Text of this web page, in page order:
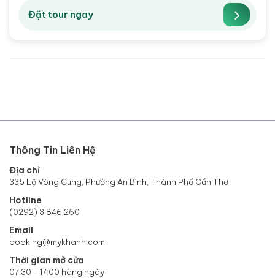
Đặt tour ngay
Thông Tin Liên Hệ
Địa chỉ
335 Lộ Vòng Cung, Phường An Bình, Thành Phố Cần Thơ
Hotline
(0292) 3 846.260
Email
booking@mykhanh.com
Thời gian mở cửa
07:30 - 17:00 hàng ngày